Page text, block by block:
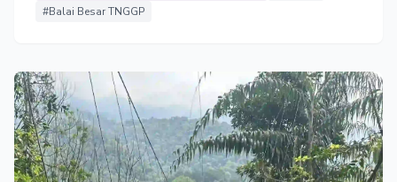
#Balai Besar TNGGP